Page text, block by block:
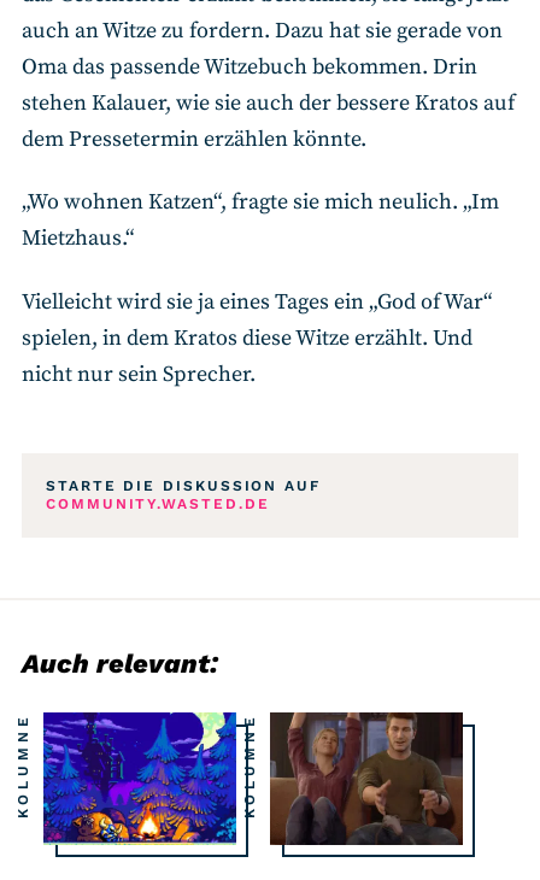
auch an Witze zu fordern. Dazu hat sie gerade von
Oma das passende Witzebuch bekommen. Drin
stehen Kalauer, wie sie auch der bessere Kratos auf
dem Pressetermin erzählen könnte.
„Wo wohnen Katzen“, fragte sie mich neulich. „Im
Mietzhaus.“
Vielleicht wird sie ja eines Tages ein „God of War“
spielen, in dem Kratos diese Witze erzählt. Und
nicht nur sein Sprecher.
STARTE DIE DISKUSSION AUF
COMMUNITY.WASTED.DE
Auch relevant:
KOLUMNE KOLUMNE